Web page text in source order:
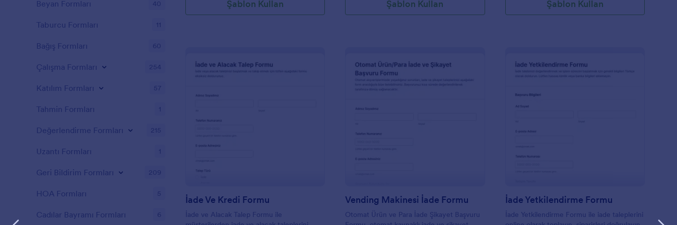
Şablon Kullan Şablon Kullan Şablon Kullan
İade Ve Kredi Formu
İade ve Alacak Talep Formu ile
Vending Makinesi İade Formu
Otomat Ürün ve Para İade Şikayet Başvuru
İade Yetkilendirme Formu
İade Yetkilendirme Formu ile iade taleplerini
Beyan Formları 40
Taburcu Formları 11
Bağış Formları 60
Çalışma Formları 254
Katılım Formları 57
Tahmin Formları 1
Değerlendirme Formları 215
Uzantı Formları 1
Geri Bildirim Formları 209
HOA Formları 5
Cadılar Bayramı Formları 6